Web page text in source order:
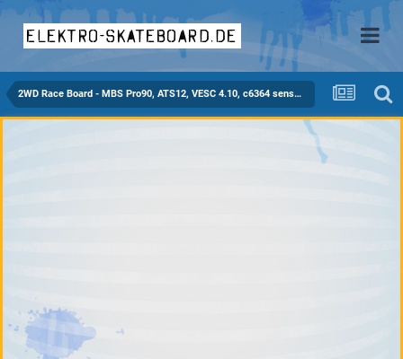
elektro-skateboard.de
2WD Race Board - MBS Pro90, ATS12, VESC 4.10, c6364 sensored, 12S